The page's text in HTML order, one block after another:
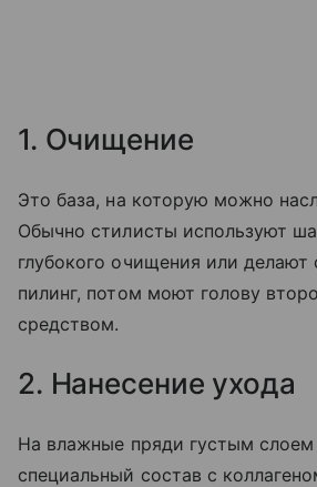
1. Очищение
Это база, на которую можно
Обычно стилисты используют
глубокого очищения или делают
пилинг, потом моют голову
средством.
2. Нанесение ухода
На влажные пряди густым слоем
специальный состав с